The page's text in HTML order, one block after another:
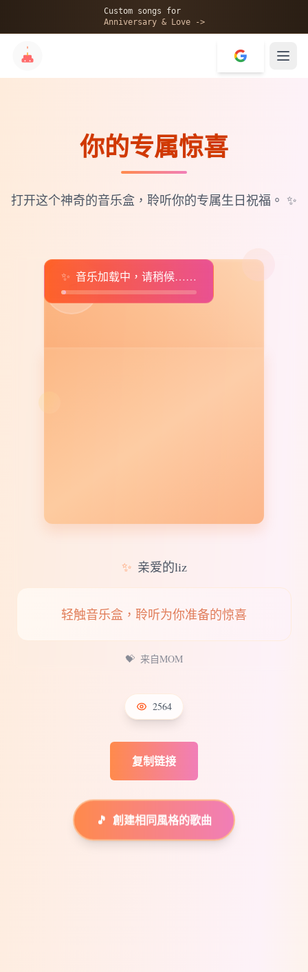
Custom songs for
Anniversary & Love ->
💝
你的专属惊喜
打开这个神奇的音乐盒，聆听你的专属生日祝福。 ✨
♫
✨ 音乐加载中，请稍候……
✨ 亲爱的liz
轻触音乐盒，聆听为你准备的惊喜
💝 来自MOM
2564
复制链接
🎵 創建相同風格的歌曲